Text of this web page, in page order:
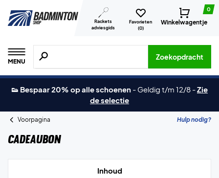
Rackets
adviesgids
Favorieten
(0)
0
Winkelwagentje
MENU
Zoeken naar producten, merken etc.
Zoekopdracht
👟 Bespaar 20% op alle schoenen - Geldig t/m 12/8 -Zie
de selectie
Voorpagina Hulp nodig?
Cadeaubon
Inhoud